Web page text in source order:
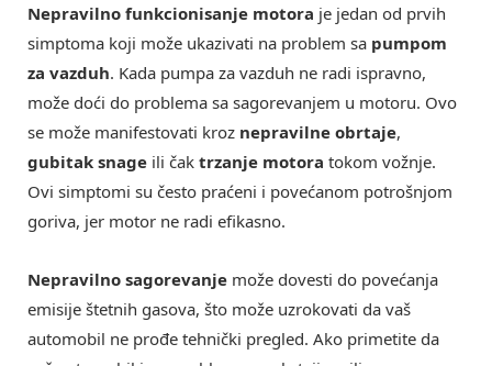
Nepravilno funkcionisanje motora je jedan od prvih
simptoma koji može ukazivati na problem sa pumpom
za vazduh. Kada pumpa za vazduh ne radi ispravno,
može doći do problema sa sagorevanjem u motoru. Ovo
se može manifestovati kroz nepravilne obrtaje,
gubitak snage ili čak trzanje motora tokom vožnje.
Ovi simptomi su često praćeni i povećanom potrošnjom
goriva, jer motor ne radi efikasno.
Nepravilno sagorevanje može dovesti do povećanja
emisije štetnih gasova, što može uzrokovati da vaš
automobil ne prođe tehnički pregled. Ako primetite da